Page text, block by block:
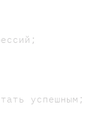
успешным;